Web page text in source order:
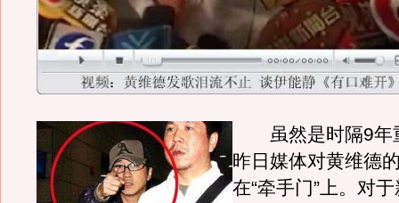
虽然是时隔9年
昨日媒体对黄维德
在“牵手门”上。对